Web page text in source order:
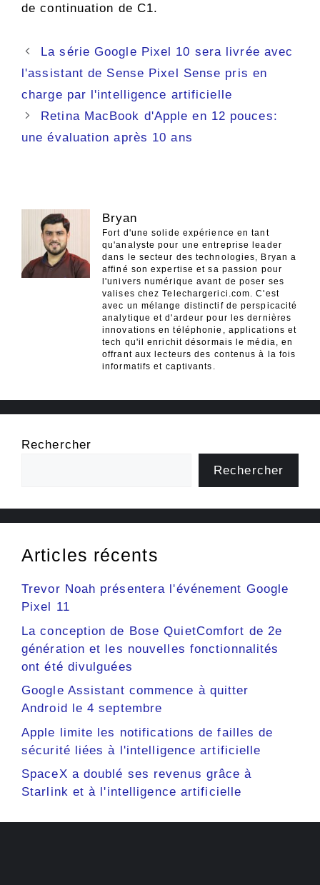
de continuation de C1.
Navigation
des
La série Google Pixel 10 sera livrée avec
l'assistant de Sense Pixel Sense pris en
charge par l'intelligence artificielle
Retina MacBook d'Apple en 12 pouces:
une évaluation après 10 ans
Bryan
Fort d'une solide expérience en tant
qu'analyste pour une entreprise leader
dans le secteur des technologies, Bryan a
affiné son expertise et sa passion pour
l'univers numérique avant de poser ses
valises chez Telechargerici.com. C'est
avec un mélange distinctif de perspicacité
analytique et d'ardeur pour les dernières
innovations en téléphonie, applications et
tech qu'il enrichit désormais le média, en
offrant aux lecteurs des contenus à la fois
informatifs et captivants.
Rechercher
Rechercher
Articles récents
Trevor Noah présentera l'événement Google
Pixel 11
La conception de Bose QuietComfort de 2e
génération et les nouvelles fonctionnalités
ont été divulguées
Google Assistant commence à quitter
Android le 4 septembre
Apple limite les notifications de failles de
sécurité liées à l'intelligence artificielle
SpaceX a doublé ses revenus grâce à
Starlink et à l'intelligence artificielle